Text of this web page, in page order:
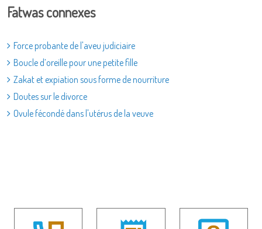
Fatwas connexes
Force probante de l'aveu judiciaire
Boucle d’oreille pour une petite fille
Zakat et expiation sous forme de nourriture
Doutes sur le divorce
Ovule fécondé dans l'utérus de la veuve